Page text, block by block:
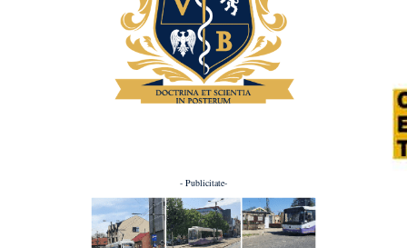
- Publicitate-